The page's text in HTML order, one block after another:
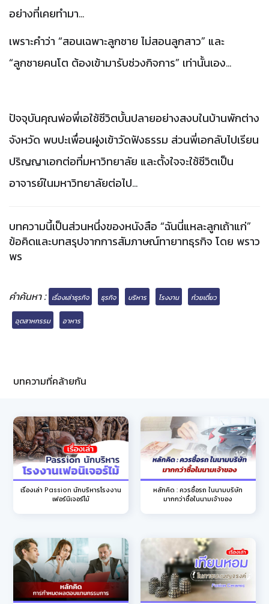
อย่างที่เคยทำมา...
เพราะคำว่า “สอนเฉพาะลูกชาย ไม่สอนลูกสาว” และ
“ลูกชายคนโต ต้องเข้ามารับช่วงกิจการ” เท่านั้นเอง...
ปัจจุบันคุณพ่อพี่เอใช้ชีวิตบั้นปลายอย่างสงบในบ้านพักต่าง
จังหวัด พบปะเพื่อนฝูงเข้าวัดฟังธรรม ส่วนพี่เอกลับไปเรียน
ปริญญาเอกต่อที่มหาวิทยาลัย และตั้งใจจะใช้ชีวิตเป็น
อาจารย์ในมหาวิทยาลัยต่อไป...
บทความนี้เป็นส่วนหนึ่งของหนังสือ “ฉันนี่แหละลูกเถ้าแก่”
ข้อคิดและบทสรุปจากการสัมภาษณ์ทายาทธุรกิจ โดย พราว
พร
คำค้นหา : เรื่องเล่าธุรกิจ ธุรกิจ บริหาร โรงงาน ก๋วยเตี๋ยว
อุตสาหกรรม อาหาร
บทความที่คล้ายกัน
เรื่องเล่า Passion นักบริหารโรงงาน
เฟอร์นิเจอร์ไม้
หลักคิด : ควรซื้อรถ ในนามบริษัท
มากกว่าซื้อในนามเจ้าของ